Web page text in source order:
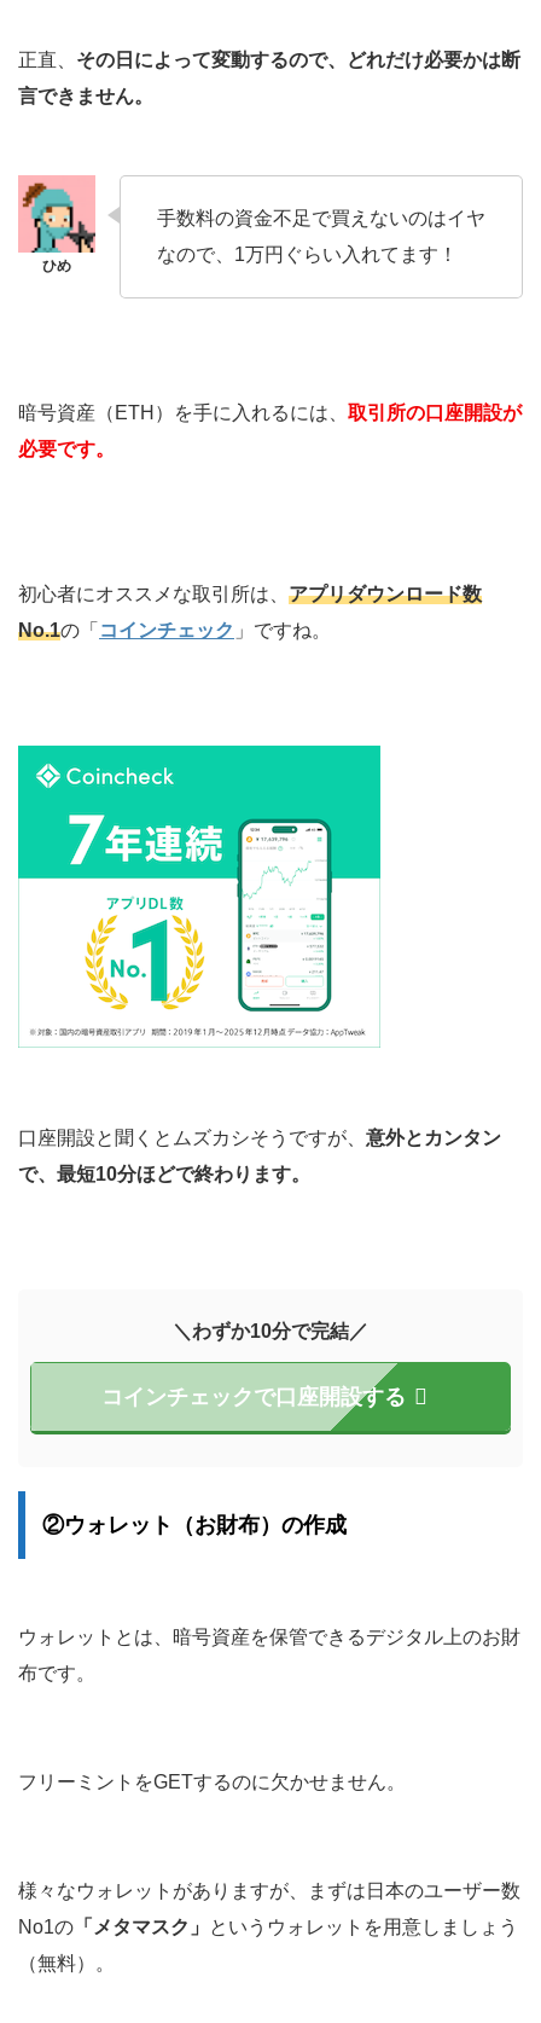
正直、 その日によって変動するので、どれだけ必要かは断
言できません。
手数料の資金不足で買えないのはイヤ
なので、1万円ぐらい入れてます！
暗号資産（ETH）を手に入れるには、 取引所の口座開設が
必要です。
初心者にオススメな取引所は、 アプリダウンロード数
No.1の「 コインチェック 」ですね。
口座開設と聞くとムズカシそうですが、 意外とカンタン
で、最短10分ほどで終わります。
＼わずか10分で完結／
コインチェックで口座開設する
②ウォレット（お財布）の作成
ウォレットとは、暗号資産を保管できるデジタル上のお財
布です。
フリーミントをGETするのに欠かせません。
様々なウォレットがありますが、まずは日本のユーザー数
No1の 「メタマスク」
というウォレットを用意しましょう
（無料）。